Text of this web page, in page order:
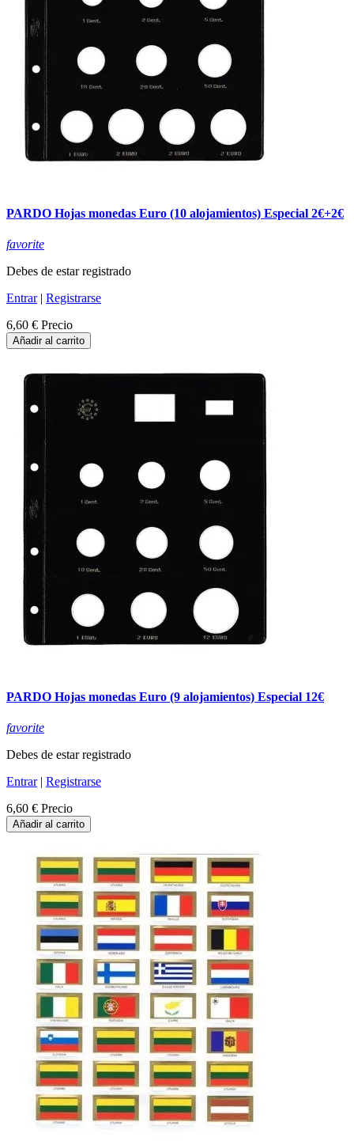
PARDO Hojas monedas Euro (10 alojamientos) Especial 2€+2€
favorite
Debes de estar registrado
Entrar| Registrarse
6,60 € Precio
Añadir al carrito
PARDO Hojas monedas Euro (9 alojamientos) Especial 12€
favorite
Debes de estar registrado
Entrar| Registrarse
6,60 € Precio
Añadir al carrito